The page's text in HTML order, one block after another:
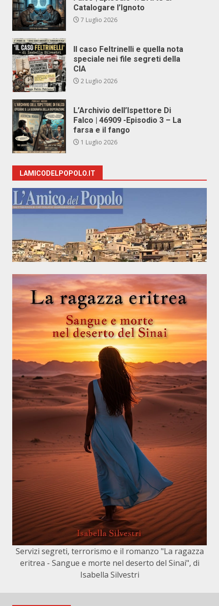
Catalogare l’Ignoto
7 Luglio 2026
Il caso Feltrinelli e quella nota
speciale nei file segreti della
CIA
2 Luglio 2026
L’Archivio dell’Ispettore Di
Falco | 46909 -Episodio 3 – La
farsa e il fango
1 Luglio 2026
LAMICODELPOPOLO.IT
Servizi segreti, terrorismo e il romanzo "La ragazza
eritrea - Sangue e morte nel deserto del Sinai", di
Isabella Silvestri